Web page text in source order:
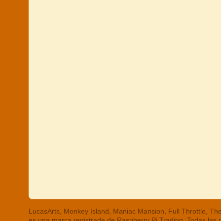
LucasArts, Monkey Island, Maniac Mansion, Full Throttle,